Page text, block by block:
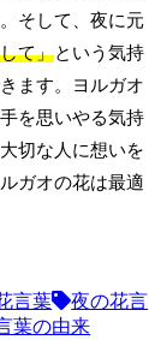
そして、夜に元
て」という気持
ます。ヨルガオ
を思いやる気持
切な人に想いを
ガオの花は最適
言葉
夜の花言
葉の由来